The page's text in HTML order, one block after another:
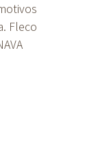
Fleco